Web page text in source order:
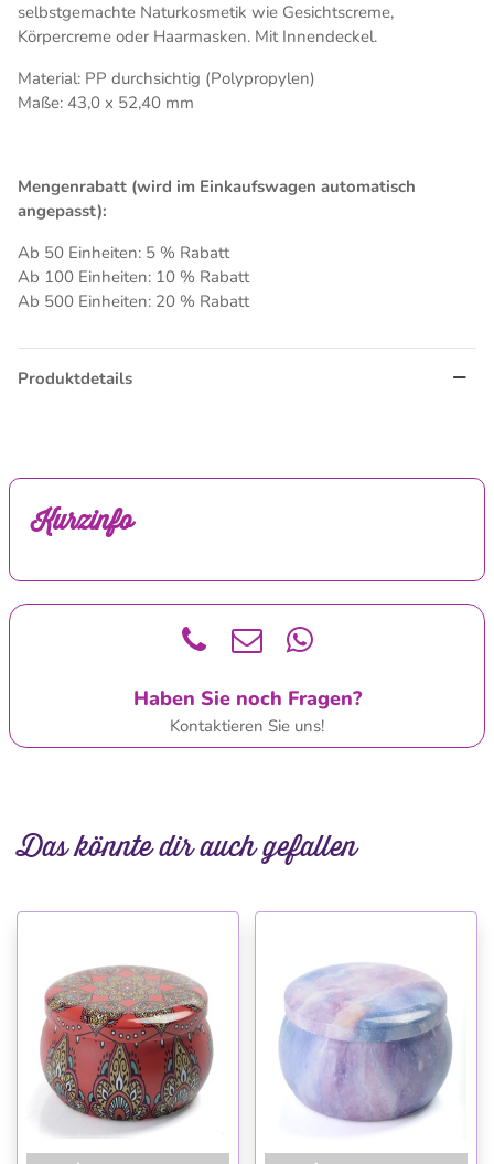
selbstgemachte Naturkosmetik wie Gesichtscreme,
Körpercreme oder Haarmasken. Mit Innendeckel.
Material: PP durchsichtig (Polypropylen)
Maße: 43,0 x 52,40 mm
Mengenrabatt (wird im Einkaufswagen automatisch
angepasst):
Ab 50 Einheiten: 5 % Rabatt
Ab 100 Einheiten: 10 % Rabatt
Ab 500 Einheiten: 20 % Rabatt
Produktdetails
Kurzinfo
Haben Sie noch Fragen?
Kontaktieren Sie uns!
Das könnte dir auch gefallen